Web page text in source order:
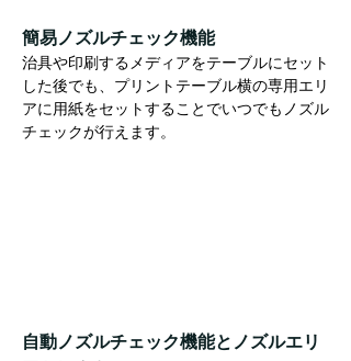
簡易ノズルチェック機能
治具や印刷するメディアをテーブルにセット
した後でも、プリントテーブル横の専用エリ
アに用紙をセットすることでいつでもノズル
チェックが行えます。
自動ノズルチェック機能とノズルエリ